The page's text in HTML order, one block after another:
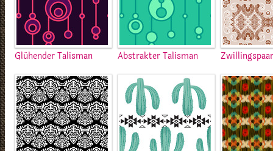
Glühender Talisman Abstrakter Talisman